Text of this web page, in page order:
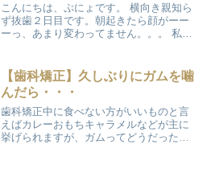
こんにちは、ぷにょです。 横向き親知ら
ず抜歯２日目です。朝起きたら顔がーー
ーっ、あまり変わってません。。。 私が
矯正】横向き親知らず抜歯２日目の状況
は？１本目...
【歯科矯正】久しぶりにガムを噛
んだら・・・
歯科矯正中に食べない方がいいものと言
えばカレーおもちキャラメルなどが主に
挙げられますが、ガムってどうだったっ